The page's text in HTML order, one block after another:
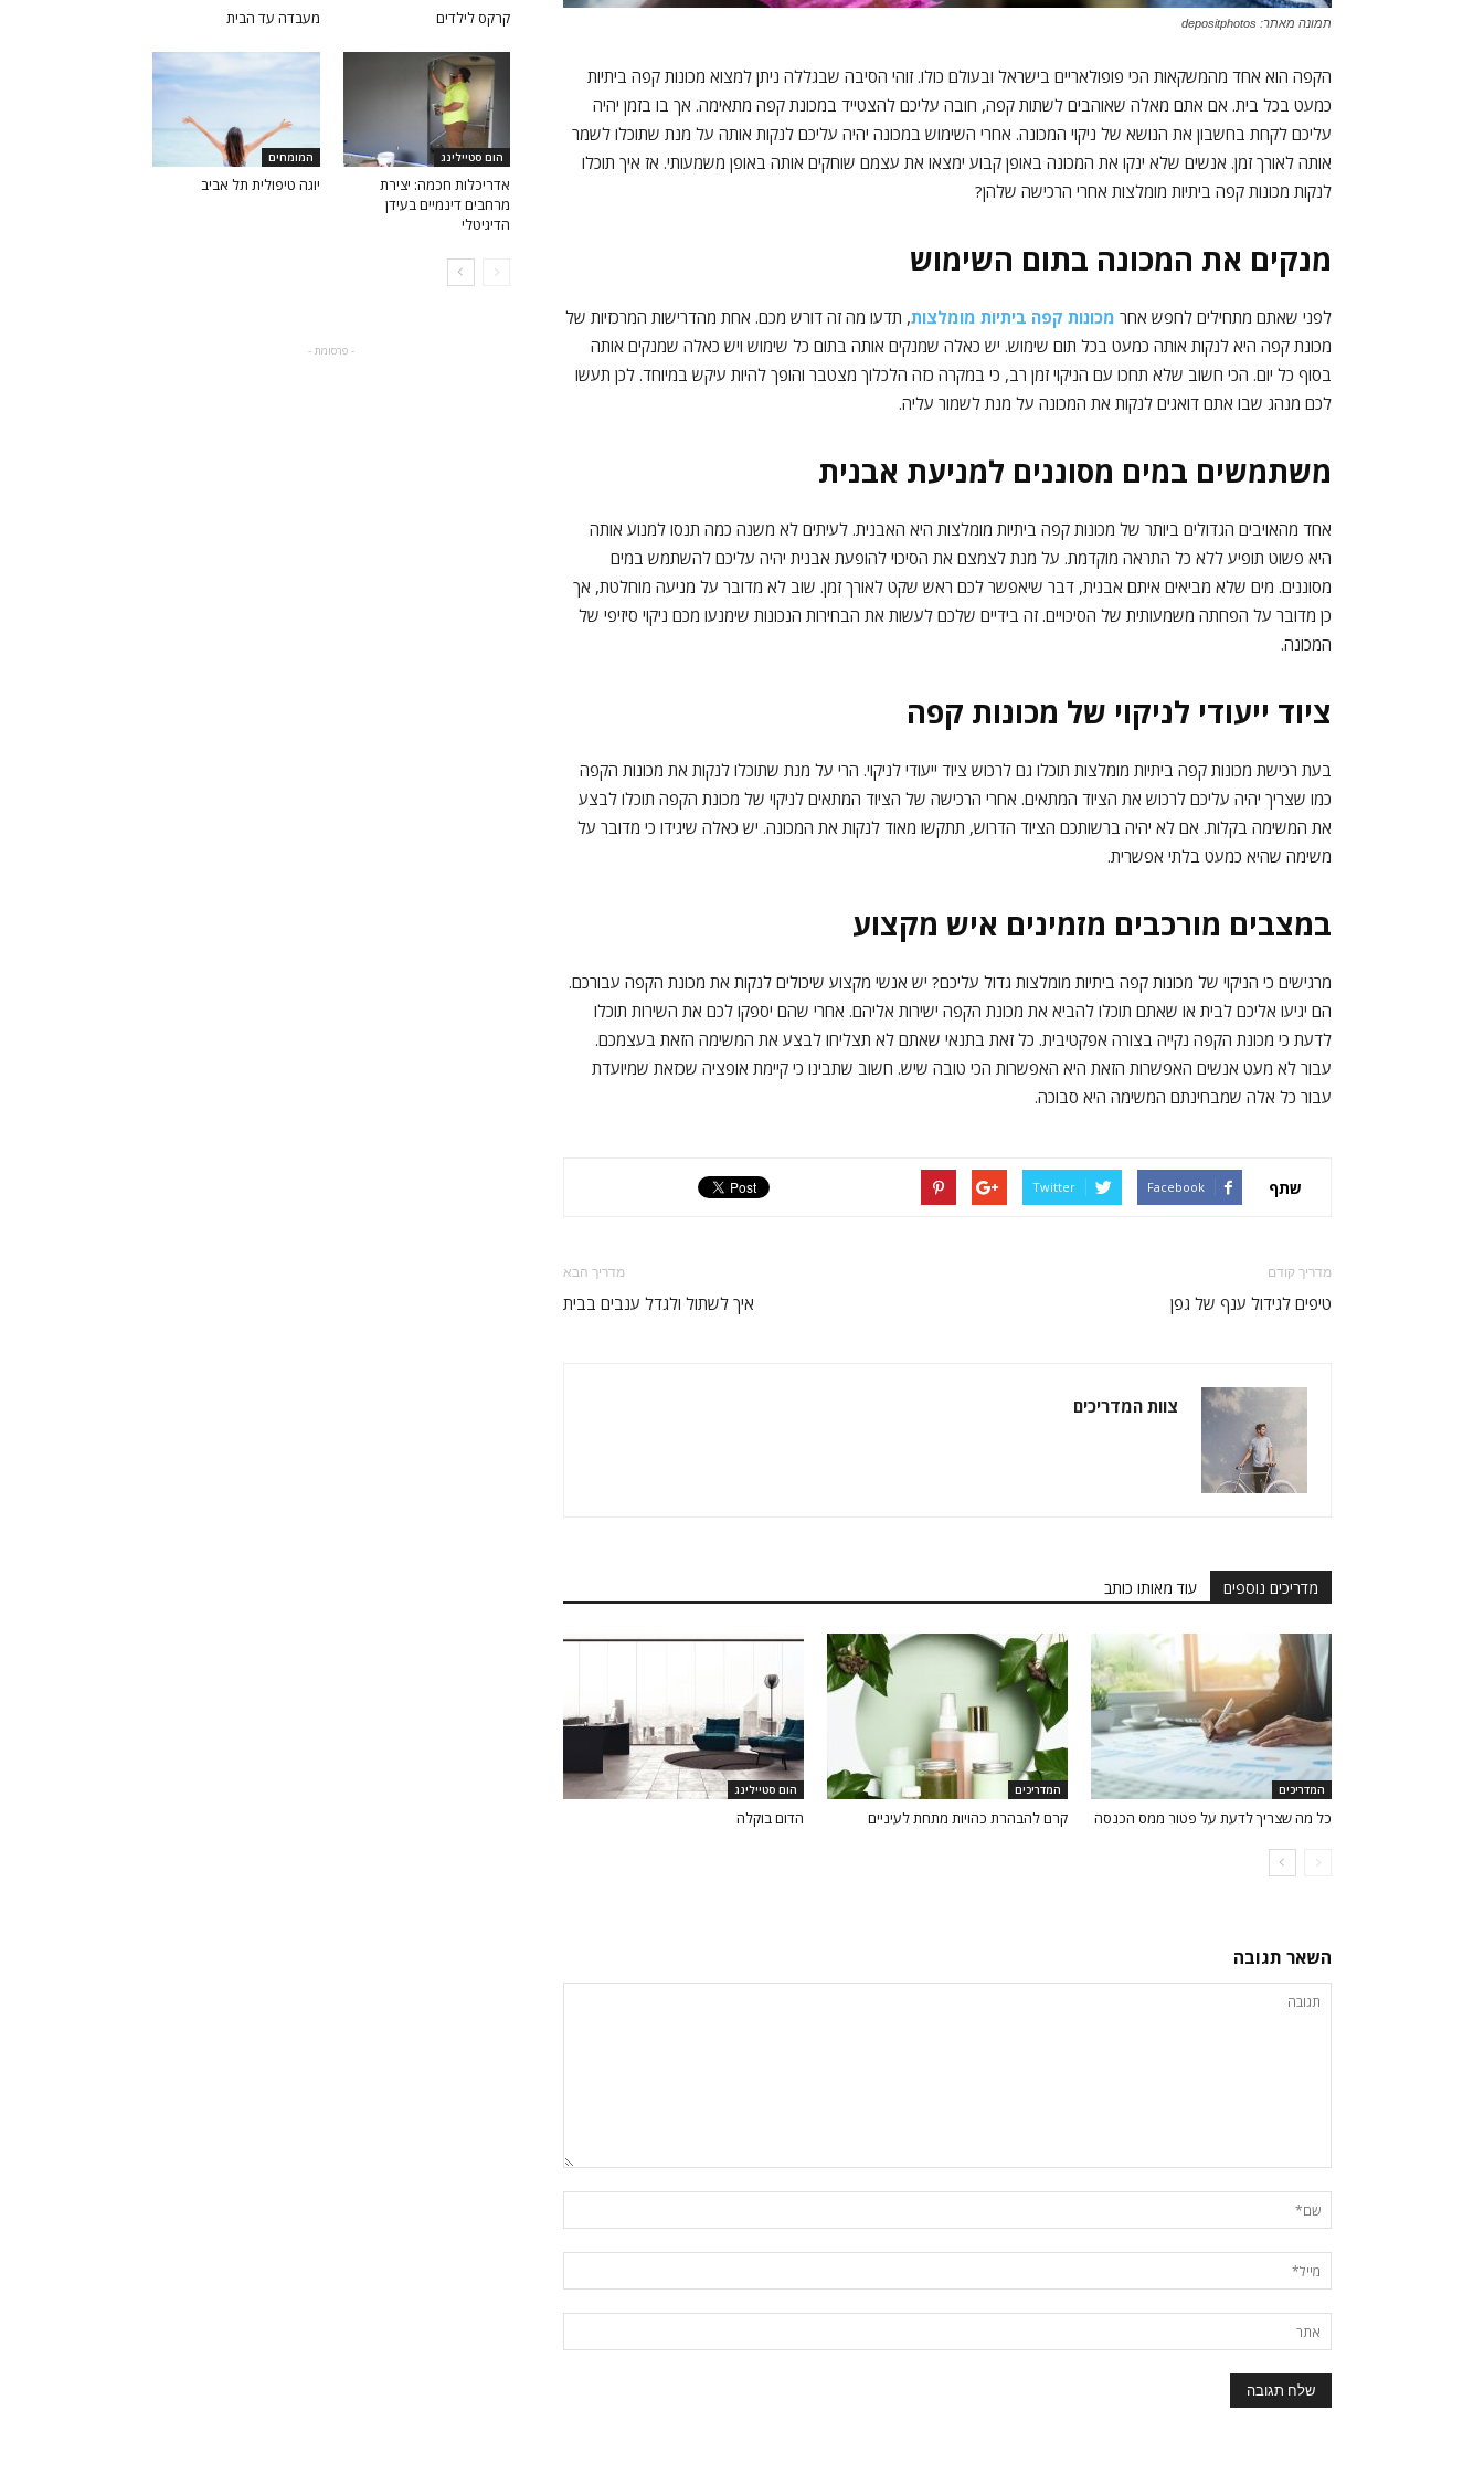
תמונה מאתר: depositphotos
הקפה הוא אחד מהמשקאות הכי פופולאריים בישראל ובעולם כולו. זוהי הסיבה שבגללה ניתן למצוא מכונות קפה ביתיות
כמעט בכל בית. אם אתם מאלה שאוהבים לשתות קפה, חובה עליכם להצטייד במכונת קפה מתאימה. אך בו בזמן יהיה
עליכם לקחת בחשבון את הנושא של ניקוי המכונה. אחרי השימוש במכונה יהיה עליכם לנקות אותה על מנת שתוכלו לשמר
אותה לאורך זמן. אנשים שלא ינקו את המכונה באופן קבוע ימצאו את עצמם שוחקים אותה באופן משמעותי. אז איך תוכלו
לנקות מכונות קפה ביתיות מומלצות אחרי הרכישה שלהן?
מנקים את המכונה בתום השימוש
לפני שאתם מתחילים לחפש אחר מכונות קפה ביתיות מומלצות, תדעו מה זה דורש מכם. אחת מהדרישות המרכזיות של
מכונת קפה היא לנקות אותה כמעט בכל תום שימוש. יש כאלה שמנקים אותה בתום כל שימוש ויש כאלה שמנקים אותה
בסוף כל יום. הכי חשוב שלא תחכו עם הניקוי זמן רב, כי במקרה כזה הלכלוך מצטבר והופך להיות עיקש במיוחד. לכן תעשו
לכם מנהג שבו אתם דואגים לנקות את המכונה על מנת לשמור עליה.
משתמשים במים מסוננים למניעת אבנית
אחד מהאויבים הגדולים ביותר של מכונות קפה ביתיות מומלצות היא האבנית. לעיתים לא משנה כמה תנסו למנוע אותה
היא פשוט תופיע ללא כל התראה מוקדמת. על מנת לצמצם את הסיכוי להופעת אבנית יהיה עליכם להשתמש במים
מסוננים. מים שלא מביאים איתם אבנית, דבר שיאפשר לכם ראש שקט לאורך זמן. שוב לא מדובר על מניעה מוחלטת, אך
כן מדובר על הפחתה משמעותית של הסיכויים. זה בידיים שלכם לעשות את הבחירות הנכונות שימנעו מכם ניקוי סיזיפי של
המכונה.
ציוד ייעודי לניקוי של מכונות קפה
בעת רכישת מכונות קפה ביתיות מומלצות תוכלו גם לרכוש ציוד ייעודי לניקוי. הרי על מנת שתוכלו לנקות את מכונות הקפה
כמו שצריך יהיה עליכם לרכוש את הציוד המתאים. אחרי הרכישה של הציוד המתאים לניקוי של מכונת הקפה תוכלו לבצע
את המשימה בקלות. אם לא יהיה ברשותכם הציוד הדרוש, תתקשו מאוד לנקות את המכונה. יש כאלה שיגידו כי מדובר על
משימה שהיא כמעט בלתי אפשרית.
במצבים מורכבים מזמינים איש מקצוע
מרגישים כי הניקוי של מכונות קפה ביתיות מומלצות גדול עליכם? יש אנשי מקצוע שיכולים לנקות את מכונת הקפה עבורכם.
הם יגיעו אליכם לבית או שאתם תוכלו להביא את מכונת הקפה ישירות אליהם. אחרי שהם יספקו לכם את השירות תוכלו
לדעת כי מכונת הקפה נקייה בצורה אפקטיבית. כל זאת בתנאי שאתם לא תצליחו לבצע את המשימה הזאת בעצמכם.
עבור לא מעט אנשים האפשרות הזאת היא האפשרות הכי טובה שיש. חשוב שתבינו כי קיימת אופציה שכזאת שמיועדת
עבור כל אלה שמבחינתם המשימה היא סבוכה.
שתף Facebook
Twitter
מדריך קודם
טיפים לגידול ענף של גפן
מדריך הבא
איך לשתול ולגדל ענבים בבית
צוות המדריכים
מדריכים נוספים עוד מאותו כותב
המדריכים
כל מה שצריך לדעת על פטור ממס הכנסה
המדריכים
קרם להבהרת כהויות מתחת לעיניים
הום סטיילינג
הדום בוקלה
השאר תגובה
קרקס לילדים מעבדה עד הבית
הום סטיילינג
אדריכלות חכמה: יצירת
מרחבים דינמיים בעידן
הדיגיטלי
המומחים
יוגה טיפולית תל אביב
- פרסומת -